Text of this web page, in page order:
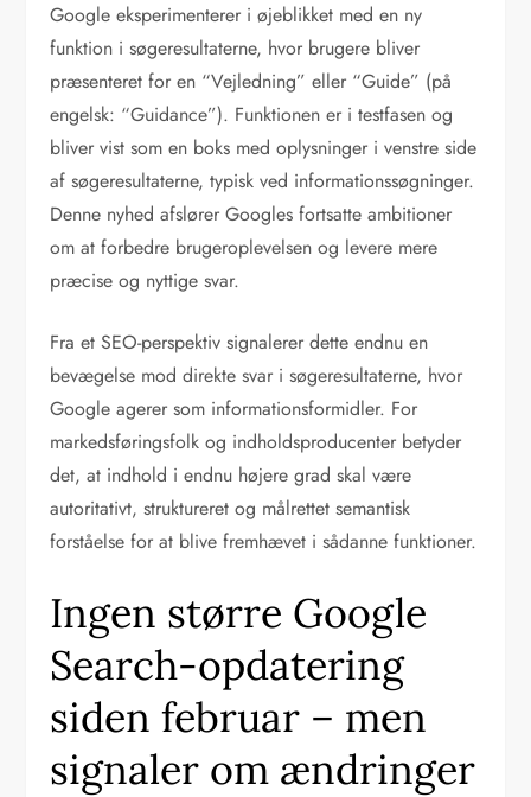
Google eksperimenterer i øjeblikket med en ny
funktion i søgeresultaterne, hvor brugere bliver
præsenteret for en “Vejledning” eller “Guide” (på
engelsk: “Guidance”). Funktionen er i testfasen og
bliver vist som en boks med oplysninger i venstre side
af søgeresultaterne, typisk ved informationssøgninger.
Denne nyhed afslører Googles fortsatte ambitioner
om at forbedre brugeroplevelsen og levere mere
præcise og nyttige svar.
Fra et SEO-perspektiv signalerer dette endnu en
bevægelse mod direkte svar i søgeresultaterne, hvor
Google agerer som informationsformidler. For
markedsføringsfolk og indholdsproducenter betyder
det, at indhold i endnu højere grad skal være
autoritativt, struktureret og målrettet semantisk
forståelse for at blive fremhævet i sådanne funktioner.
Ingen større Google
Search-opdatering
siden februar – men
signaler om ændringer